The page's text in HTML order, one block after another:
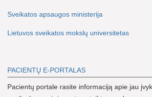
Sveikatos apsaugos ministerija
Lietuvos sveikatos mokslų universitetas
PACIENTŲ E-PORTALAS
Pacientų portale rasite informaciją apie jau